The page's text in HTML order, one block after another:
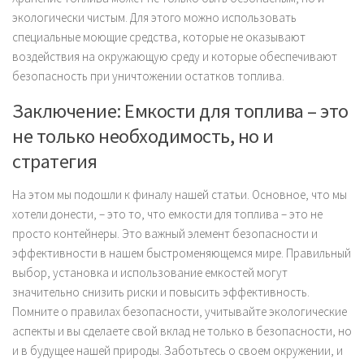
экологически чистым. Для этого можно использовать
специальные моющие средства, которые не оказывают
воздействия на окружающую среду и которые обеспечивают
безопасность при уничтожении остатков топлива.
Заключение: Емкости для топлива – это
не только необходимость, но и
стратегия
На этом мы подошли к финалу нашей статьи. Основное, что мы
хотели донести, – это то, что емкости для топлива – это не
просто контейнеры. Это важный элемент безопасности и
эффективности в нашем быстроменяющемся мире. Правильный
выбор, установка и использование емкостей могут
значительно снизить риски и повысить эффективность.
Помните о правилах безопасности, учитывайте экологические
аспекты и вы сделаете свой вклад не только в безопасности, но
и в будущее нашей природы. Заботьтесь о своем окружении, и